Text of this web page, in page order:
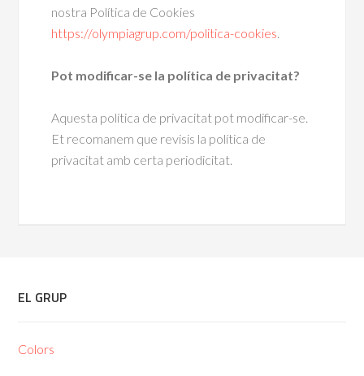
nostra Política de Cookies
https://olympiagrup.com/politica-cookies.
Pot modificar-se la política de privacitat?
Aquesta política de privacitat pot modificar-se.
Et recomanem que revisis la política de
privacitat amb certa periodicitat.
EL GRUP
Colors